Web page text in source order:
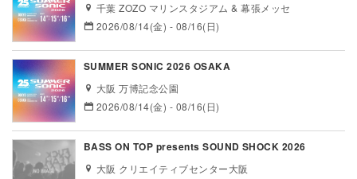
千葉 ZOZO マリンスタジアム & 幕張メッセ
2026/08/14(金) - 08/16(日)
SUMMER SONIC 2026 OSAKA
大阪 万博記念公園
2026/08/14(金) - 08/16(日)
BASS ON TOP presents SOUND SHOCK 2026
大阪 クリエイティブセンター大阪